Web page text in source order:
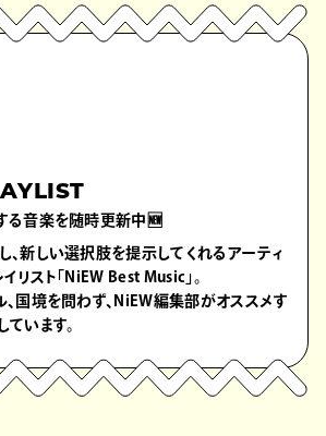
る音楽を随時更新中🆕
、新しい選択肢を提示してくれるアーティ
リスト「NiEW Best Music」。
国境を問わず、NiEW編集部がオススメす
います。